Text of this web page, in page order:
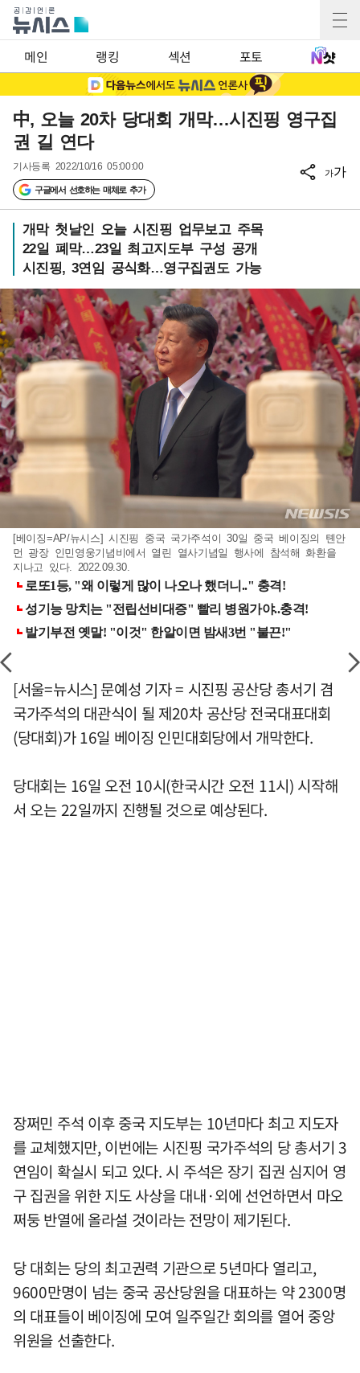
메인 랭킹 섹션 포토
中, 오늘 20차 당대회 개막…시진핑 영구집
권 길 연다
기사등록 2022/10/16 05:00:00
구글에서 선호하는 매체로 추가
가가
개막 첫날인 오늘 시진핑 업무보고 주목
22일 폐막…23일 최고지도부 구성 공개
시진핑, 3연임 공식화…영구집권도 가능
[베이징=AP/뉴시스] 시진핑 중국 국가주석이 30일 중국 베이징의 톈안
먼 광장 인민영웅기념비에서 열린 열사기념일 행사에 참석해 화환을
지나고 있다. 2022.09.30.
[서울=뉴시스] 문예성 기자 = 시진핑 공산당 총서기 겸
국가주석의 대관식이 될 제20차 공산당 전국대표대회
(당대회)가 16일 베이징 인민대회당에서 개막한다.
당대회는 16일 오전 10시(한국시간 오전 11시) 시작해
서 오는 22일까지 진행될 것으로 예상된다.
장쩌민 주석 이후 중국 지도부는 10년마다 최고 지도자
를 교체했지만, 이번에는 시진핑 국가주석의 당 총서기 3
연임이 확실시 되고 있다. 시 주석은 장기 집권 심지어 영
구 집권을 위한 지도 사상을 대내·외에 선언하면서 마오
쩌둥 반열에 올라설 것이라는 전망이 제기된다.
당 대회는 당의 최고권력 기관으로 5년마다 열리고,
9600만명이 넘는 중국 공산당원을 대표하는 약 2300명
의 대표들이 베이징에 모여 일주일간 회의를 열어 중앙
위원을 선출한다.